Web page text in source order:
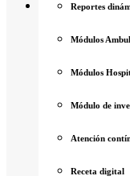
Reportes
Módulos
Módulos
Módulo de
Atención
Receta digital